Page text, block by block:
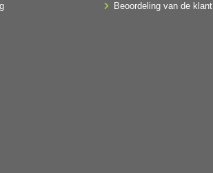
Beoordeling van de klant